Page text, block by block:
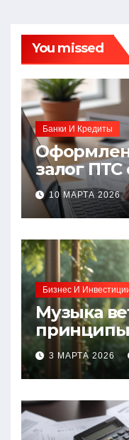
You missed
Банки И Кредиты
залог ПТС
без
10 МАРТА 2026
Бизнес И
Музыка
принципы
3 МАРТА 2026